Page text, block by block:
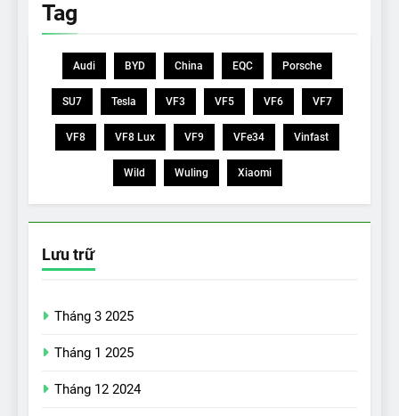
Tag
Audi BYD China EQC Porsche
SU7 Tesla VF3 VF5 VF6 VF7
VF8 VF8 Lux VF9 VFe34 Vinfast
Wild Wuling Xiaomi
Lưu trữ
Tháng 3 2025
Tháng 1 2025
Tháng 12 2024